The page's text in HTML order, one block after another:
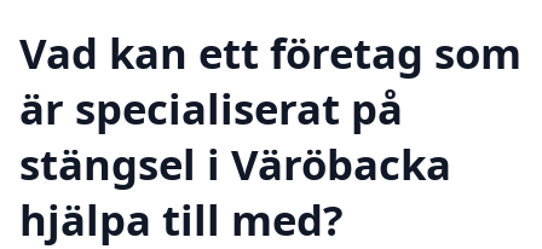
Vad kan ett företag som
är specialiserat på
stängsel i Väröbacka
hjälpa till med?